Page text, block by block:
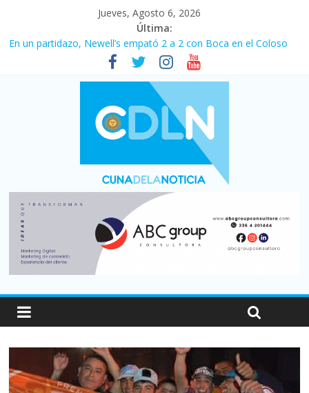
Jueves, Agosto 6, 2026
Última:
Pullaro mejora sus relaciones con el Gobierno nacional
En un partidazo, Newell’s empató 2 a 2 con Boca en el Coloso
Vacaciones de invierno con más movimiento y consumo
turístico: 4,6 millones de personas viajaron por el país, un 5,9%
Fuerte caída de la venta de autos usados en julio: bajó un 12,6%
Central venció 1 a 0 al River de Coudet en el Monumental